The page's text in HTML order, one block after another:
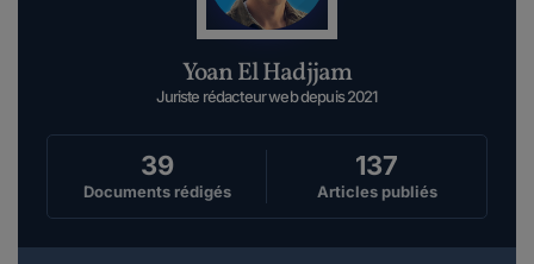
Yoan El Hadjjam
Juriste rédacteur web depuis 2021
39
Documents rédigés
137
Articles publiés